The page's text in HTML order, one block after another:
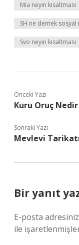
Mia neyin kısaltması
SH ne demek sosyal
Svo neyin kısaltması
Önceki Yazı
Kuru Oruç Nedir
Sonraki Yazı
Mevlevi
Bir yanıt
E-posta
ile